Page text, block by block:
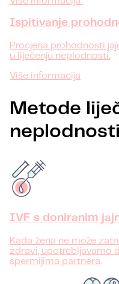
Ispitivanje
Procjena prohodnosti
u liječenju neplodnosti.
Više informacija
Metode
neplodnosti
IVF s doniranim
Kada žena ne može
zdravi, upotrebljavamo
spermijima partnera.